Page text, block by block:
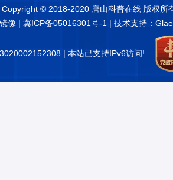
Copyright © 2018-2020 唐山科普在线 版权所
像 | 冀ICP备05016301号-1 | 技术支持：
| 本站已支持IPv6访问!